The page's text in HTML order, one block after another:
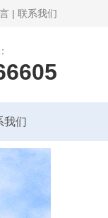
| 联系我们
我们